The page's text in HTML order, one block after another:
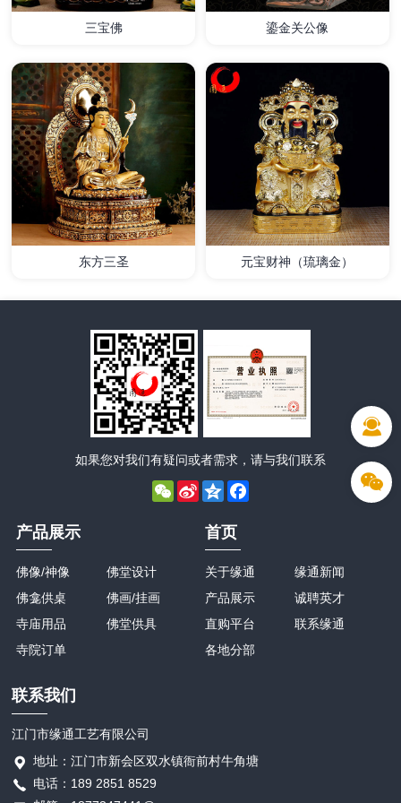
详情
三宝佛
详情
鎏金关公像
详情
东方三圣
详情
元宝财神（琉璃金）
如果您对我们有疑问或者需求，请与我们联系
WeChat
Sina
Weibo
Qzone
产品展示
佛像/神像
佛龛供桌
寺庙用品
寺院订单
佛堂设计
佛画/挂画
佛堂供具
首页
关于缘通
产品展示
直购平台
各地分部
缘通新闻
诚聘英才
联系缘通
联系我们
江门市缘通工艺有限公司
地址：江门市新会区双水镇衙前村牛角塘
电话：189 2851 8529